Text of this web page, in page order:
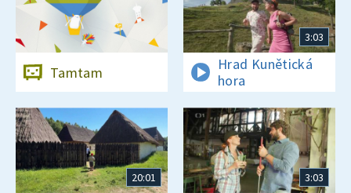
Tamtam
3:03
Hrad Kunětická
hora
20:01 3:03